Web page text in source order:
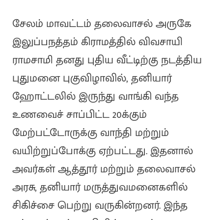
சேலம் மாவட்டம் தலைவாசல் அருகே
இலுப்பநத்தம் கிராமத்தில் விவசாயி
ராமசாமி தனது புதிய வீட்டிற்கு நடத்திய
புதுமனை புகுவிழாவில், தனியார்
ஹோட்டலில் இருந்து வாங்கி வந்த
உணவைச் சாப்பிட்ட 20க்கும்
மேற்பட்டோருக்கு வாந்தி மற்றும்
வயிற்றுப்போக்கு ஏற்பட்டது. இதனால்
அவர்கள் ஆத்தூர் மற்றும் தலைவாசல்
அரசு, தனியார் மருத்துவமனைகளில்
சிகிச்சை பெற்று வருகின்றனர். இந்த